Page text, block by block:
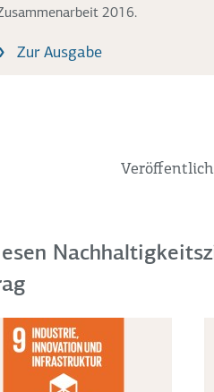
2016.
Zur Ausgabe